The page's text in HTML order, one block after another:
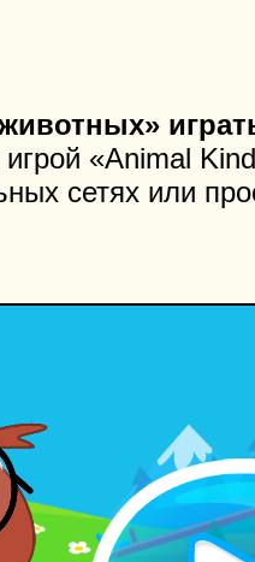
«Animal
сетях или